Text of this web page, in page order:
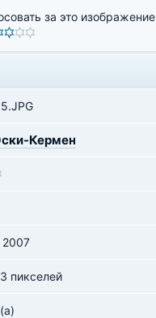
за это изображение
Кермен
2007
пикселей